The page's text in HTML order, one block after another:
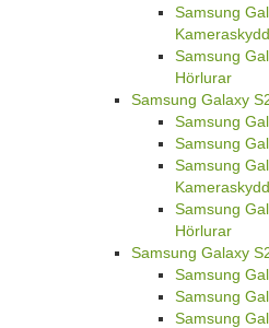
Samsung
Kameraskydd
Samsung
Hörlurar
Samsung Galaxy
Samsung
Samsung
Samsung
Kameraskydd
Samsung
Hörlurar
Samsung Galaxy
Samsung
Samsung
Samsung